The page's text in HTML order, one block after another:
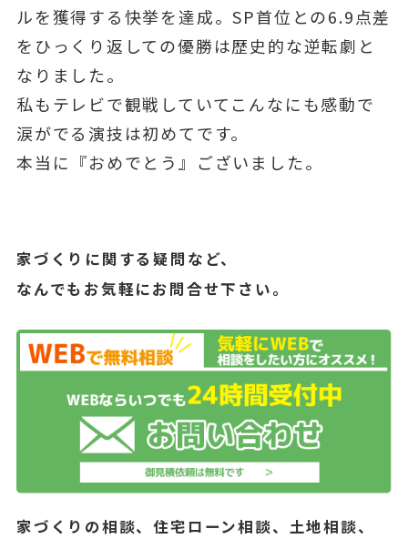
ルを獲得する快挙を達成。SP首位との6.9点差
をひっくり返しての優勝は歴史的な逆転劇と
なりました。
私もテレビで観戦していてこんなにも感動で
涙がでる演技は初めてです。
本当に『おめでとう』ございました。
家づくりに関する疑問など、
なんでもお気軽にお問合せ下さい。
家づくりの相談、住宅ローン相談、土地相談、